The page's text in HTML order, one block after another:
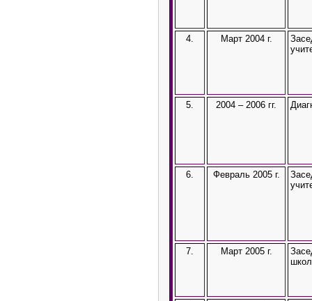
4. Март 2004 г.
5. 2004 – 2006 гг.
6. Февраль 2005 г.
7. Март 2005 г.